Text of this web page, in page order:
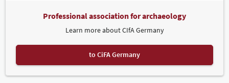
Professional association for archaeology
Learn more about CIfA Germany
to CiFA Germany